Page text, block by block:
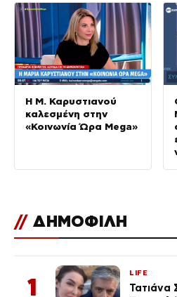
Η Μ. Καρυστιανού
καλεσμένη στην
«Κοινωνία Ώρα Mega»
// ΔΗΜΟΦΙΛΗ
1
LIFE
Τατιάνα